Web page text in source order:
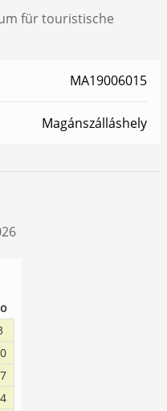
für touristische
MA19006015
Magánszálláshely